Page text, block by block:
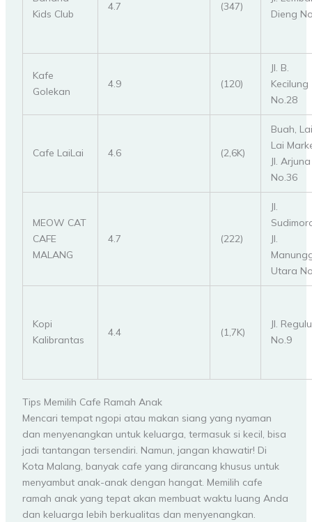
Kids Club
4.7 (347)
Dieng
Kafe
Golekan
4.9 (120)
Jl. B.
Kecilung
No.28
Cafe LaiLai 4.6 (2,6K)
Buah, Lai
Lai
Jl. Arjuna
No.36
MEOW CAT
CAFE
MALANG
4.7 (222)
Jl.
Jl.
Utara
Kopi
Kalibrantas
4.4 (1,7K)
Jl.
No.9
Tips Memilih Cafe Ramah Anak
Mencari tempat ngopi atau makan siang yang nyaman
dan menyenangkan untuk keluarga, termasuk si kecil, bisa
jadi tantangan tersendiri. Namun, jangan khawatir! Di
Kota Malang, banyak cafe yang dirancang khusus untuk
menyambut anak-anak dengan hangat. Memilih cafe
ramah anak yang tepat akan membuat waktu luang Anda
dan keluarga lebih berkualitas dan menyenangkan.